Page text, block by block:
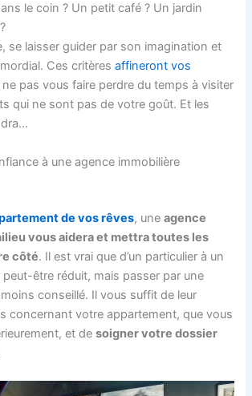
le coin ? Un petit café ? Un jardin
se laisser guider par son imagination et
Ces critèresaffineront vos
ne pas vous faire perdre du temps à visiter
qui ne sont pas de votre goût. Et les
à une agence immobilière
de vos rêves, uneagence
vous aidera et mettra toutes les
côté. Il est vrai que d’un particulier à un
être réduit, mais passer par une
conseillé. Il vous suffit de leur
concernant votre appartement, que vous
et desoigner votre dossier